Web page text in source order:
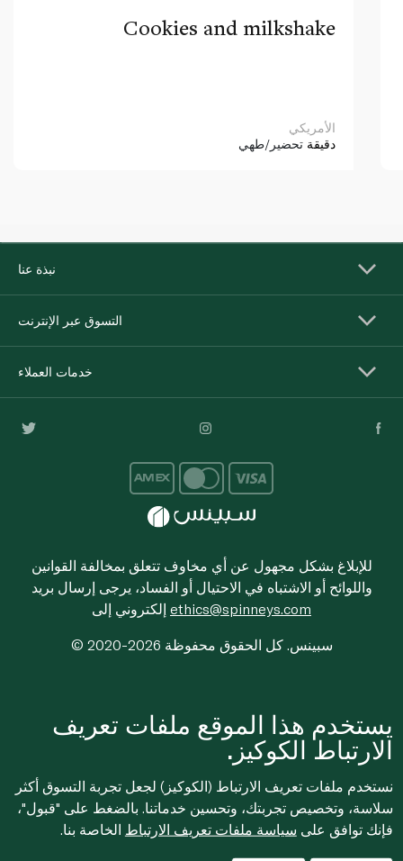
Cookies and milkshake
الأمريكي
دقيقة تحضير/طهي
نبذة عنا
التسوق عبر الإنترنت
خدمات العملاء
للإبلاغ بشكل مجهول عن أي مخاوف تتعلق بمخالفة القوانين
واللوائح أو الاشتباه في الاحتيال أو الفساد، يرجى إرسال بريد
ethics@spinneys.com
© 2020-2026 سبينس. كل الحقوق محفوظة
يستخدم هذا الموقع ملفات تعريف
الارتباط الكوكيز.
نستخدم ملفات تعريف الارتباط (الكوكيز) لجعل تجربة التسوق أكثر
سلاسة، وتخصيص تجربتك، وتحسين خدماتنا. بالضغط على "قبول"،
فإنك توافق على سياسة ملفات تعريف الارتباط الخاصة بنا.